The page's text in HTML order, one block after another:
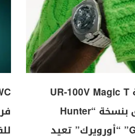
ساعة UR-100V Magic T
تتألق بنسخة “Hunter
Green” “أورويرك” تعيد